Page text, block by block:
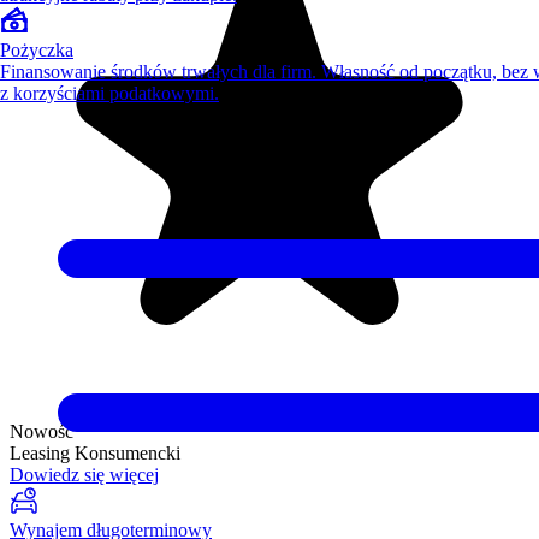
Nowość
Leasing Konsumencki
Dowiedz się więcej
Wynajem długoterminowy
Pożyczka
Finansowanie środków trwałych dla firm. Własność od początku, bez
z korzyściami podatkowymi.